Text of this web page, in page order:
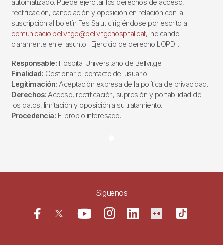
automatizado. Puede ejercitar los derechos de acceso,
rectificación, cancelación y oposición en relación con la
suscripción al boletín Fes Salut dirigiéndose por escrito a
comunicacio.bellvitge@bellvitgehospital.cat, indicando
claramente en el asunto "Ejercicio de derecho LOPD".
Responsable: Hospital Universitario de Bellvitge.
Finalidad: Gestionar el contacto del usuario
Legitimación: Aceptación expresa de la política de privacidad.
Derechos: Acceso, rectificación, supresión y portabilidad de
los datos, limitación y oposición a su tratamiento.
Procedencia: El propio interesado.
Siguenos